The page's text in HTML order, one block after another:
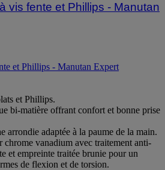
vis fente et Phillips - Manutan
et Phillips - Manutan Expert
et Phillips.
bi-matière offrant confort et bonne prise
arrondie adaptée à la paume de la main.
chrome vanadium avec traitement anti-
et empreinte traitée brunie pour un
de flexion et de torsion.